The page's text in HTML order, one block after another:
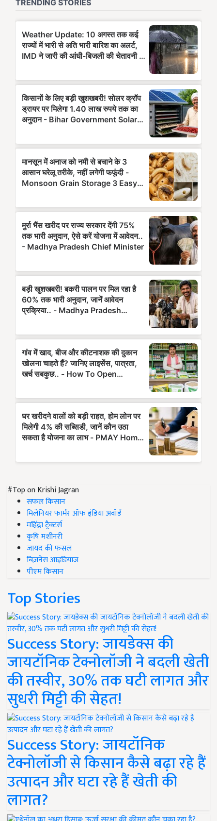
#Top on Krishi Jagran
सफल किसान
मिलेनियर फार्मर ऑफ इंडिया अवॉर्ड
महिंद्रा ट्रैक्टर्स
कृषि मशीनरी
जायद की फसल
बिज़नेस आइडियाज
पीएम किसान
Top Stories
Success Story: जायडेक्स की
जायटॉनिक टेक्नोलॉजी ने बदली खेती
की तस्वीर, 30% तक घटी लागत और
सुधरी मिट्टी की सेहत!
Success Story: जायटॉनिक
टेक्नोलॉजी से किसान कैसे बढ़ा रहे हैं
उत्पादन और घटा रहे हैं खेती की
लागत?